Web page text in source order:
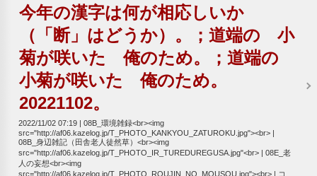
今年の漢字は何が相応しいか
（「断」はどうか）。；道端の 小
菊が咲いた 俺のため。；道端の
小菊が咲いた 俺のため。
20221102。
2022/11/02 07:19
08B_環境雑録<br><img
src="http://af06.kazelog.jp/T_PHOTO_KANKYOU_ZATUROKU.jpg"><br>
08B_身辺雑記（田舎老人徒然草）<br><img
src="http://af06.kazelog.jp/T_PHOTO_IR_TUREDUREGUSA.jpg"<br>
08E_老
人の妄想<br><img
src="http://af06.kazelog.jp/T_PHOTO_ROUJIN_NO_MOUSOU.jpg"><br>
コ